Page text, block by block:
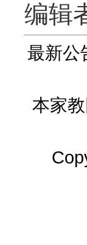
编辑
最新公
本家